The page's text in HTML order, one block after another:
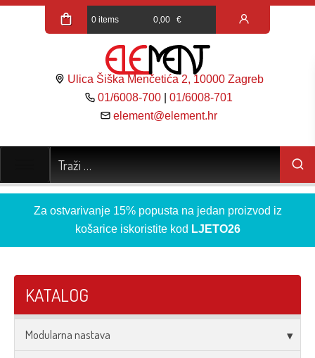
0 items 0,00 €
Ulica Šiška Menčetića 2, 10000 Zagreb
01/6008-700 |01/6008-701
element@element.hr
Za ostvarivanje 15% popusta na jedan proizvod iz
košarice iskoristite kod LJETO26
KATALOG
Modularna nastava